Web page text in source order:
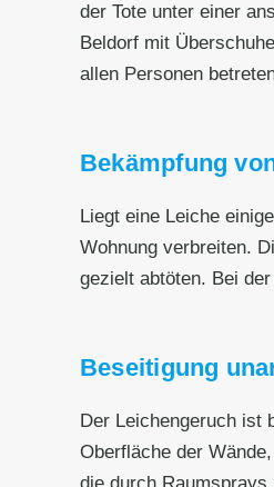
der Tote unter einer
Beldorf mit
allen Personen
Bekämpfung
Liegt eine Leiche
Wohnung verbreiten.
gezielt abtöten. Bei
Beseitigung
Der Leichengeruch ist
Oberfläche der